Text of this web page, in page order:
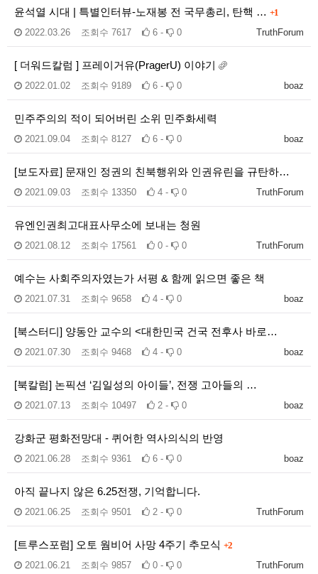
윤석열 시대 | 특별인터뷰-노재봉 전 국무총리, 탄핵 … +1
TruthForum
2022.03.26 조회수 7617 6 - 0
[ 더워드칼럼 ] 프레이거유(PragerU) 이야기
boaz
2022.01.02 조회수 9189 6 - 0
민주주의의 적이 되어버린 소위 민주화세력
boaz
2021.09.04 조회수 8127 6 - 0
[보도자료] 문재인 정권의 친북행위와 인권유린을 규탄하…
TruthForum
2021.09.03 조회수 13350 4 - 0
유엔인권최고대표사무소에 보내는 청원
TruthForum
2021.08.12 조회수 17561 0 - 0
예수는 사회주의자였는가 서평 & 함께 읽으면 좋은 책
boaz
2021.07.31 조회수 9658 4 - 0
[북스터디] 양동안 교수의 <대한민국 건국 전후사 바로…
boaz
2021.07.30 조회수 9468 4 - 0
[북칼럼] 논픽션 ‘김일성의 아이들’, 전쟁 고아들의 …
boaz
2021.07.13 조회수 10497 2 - 0
강화군 평화전망대 - 퀴어한 역사의식의 반영
boaz
2021.06.28 조회수 9361 6 - 0
아직 끝나지 않은 6.25전쟁, 기억합니다.
TruthForum
2021.06.25 조회수 9501 2 - 0
[트루스포럼] 오토 웜비어 사망 4주기 추모식 +2
TruthForum
2021.06.21 조회수 9857 0 - 0